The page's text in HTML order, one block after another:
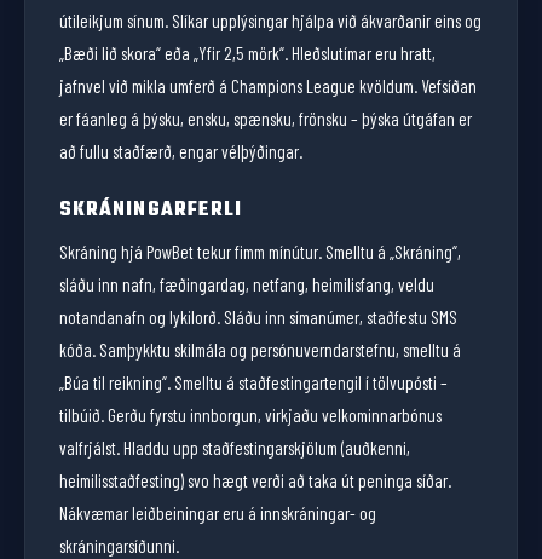
útileikjum sínum. Slíkar upplýsingar hjálpa við ákvarðanir eins og
„Bæði lið skora“ eða „Yfir 2,5 mörk“. Hleðslutímar eru hratt,
jafnvel við mikla umferð á Champions League kvöldum. Vefsíðan
er fáanleg á þýsku, ensku, spænsku, frönsku – þýska útgáfan er
að fullu staðfærð, engar vélþýðingar.
SKRÁNINGARFERLI
Skráning hjá PowBet tekur fimm mínútur. Smelltu á „Skráning“,
sláðu inn nafn, fæðingardag, netfang, heimilisfang, veldu
notandanafn og lykilorð. Sláðu inn símanúmer, staðfestu SMS
kóða. Samþykktu skilmála og persónuverndarstefnu, smelltu á
„Búa til reikning“. Smelltu á staðfestingartengil í tölvupósti –
tilbúið. Gerðu fyrstu innborgun, virkjaðu velkominnarbónus
valfrjálst. Hladdu upp staðfestingarskjölum (auðkenni,
heimilisstaðfesting) svo hægt verði að taka út peninga síðar.
Nákvæmar leiðbeiningar eru á innskráningar- og
skráningarsíðunni.